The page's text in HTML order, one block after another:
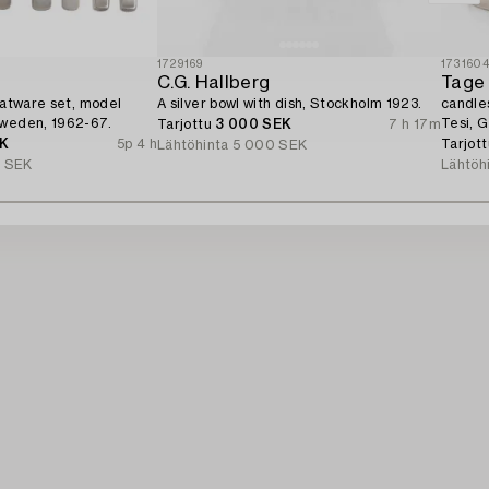
set, model
1962-67.
5p 4 h
1729169
C.G. Hallberg
A silver bowl with dish, Stockholm 1923.
Tarjottu 3 000 SEK
7 h 17m
Lähtöhinta 5 000 SEK
Tage
Tesi,